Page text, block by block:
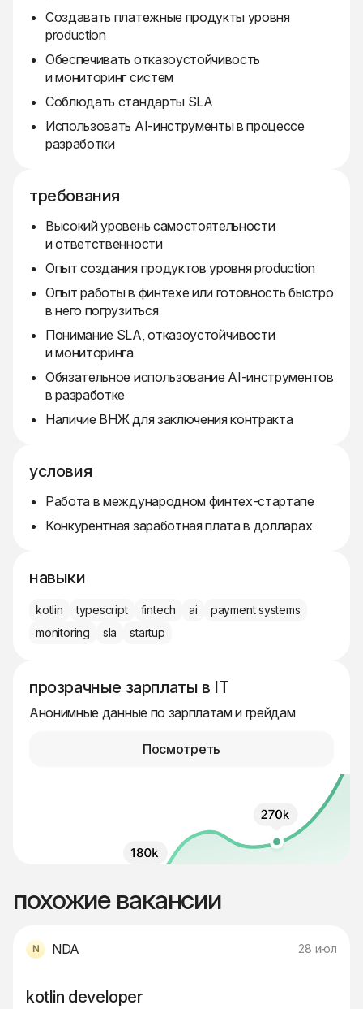
Создавать платежные продукты уровня
production
Обеспечивать отказоустойчивость
и мониторинг систем
Соблюдать стандарты SLA
Использовать AI-инструменты в процессе
разработки
требования
Высокий уровень самостоятельности
и ответственности
Опыт создания продуктов уровня production
Опыт работы в финтехе или готовность быстро
в него погрузиться
Понимание SLA, отказоустойчивости
и мониторинга
Обязательное использование AI-инструментов
в разработке
Наличие ВНЖ для заключения контракта
условия
Работа в международном финтех-стартапе
Конкурентная заработная плата в долларах
навыки
kotlin typescript fintech ai
payment systems
monitoring
sla startup
прозрачные зарплаты в IT
Анонимные данные по зарплатам и грейдам
Посмотреть
похожие вакансии
NDA 28 июл
kotlin developer